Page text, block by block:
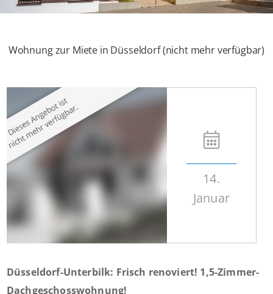
Wohnung zur Miete in Düsseldorf (nicht mehr verfügbar)
14.
Januar
Düsseldorf-Unterbilk: Frisch renoviert! 1,5-Zimmer-
Dachgeschosswohnung!